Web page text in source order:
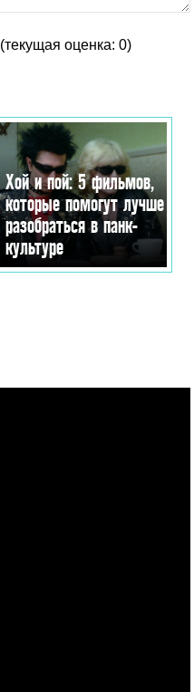
(текущая оценка: 0)
Хой и пой: 5 фильмов,
которые помогут лучше
разобраться в панк-
культуре